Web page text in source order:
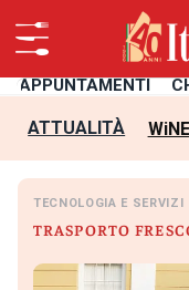
APPUNTAMENTI
ATTUALITÀ WiNE
TECNOLOGIA E SERVIZI
TRASPORTO